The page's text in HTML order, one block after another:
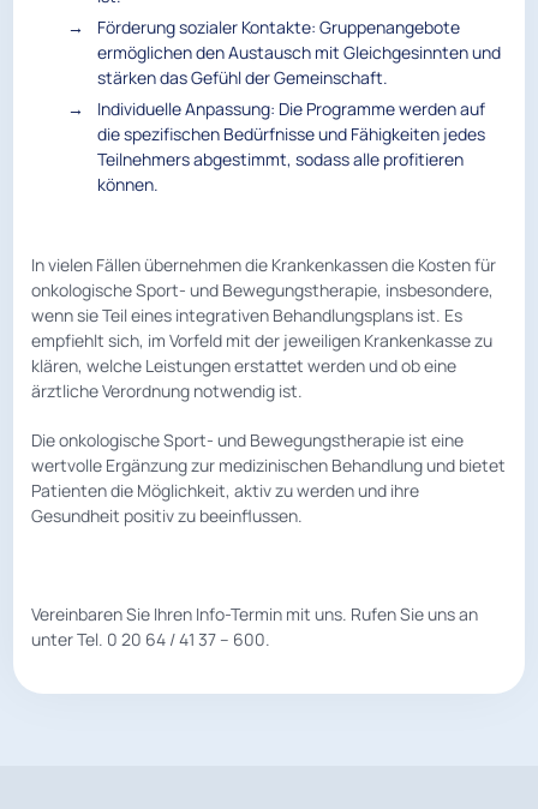
Förderung sozialer Kontakte: Gruppenangebote
ermöglichen den Austausch mit Gleichgesinnten und
stärken das Gefühl der Gemeinschaft.
Individuelle Anpassung: Die Programme werden auf
die spezifischen Bedürfnisse und Fähigkeiten jedes
Teilnehmers abgestimmt, sodass alle profitieren
können.
In vielen Fällen übernehmen die Krankenkassen die Kosten für
onkologische Sport- und Bewegungstherapie, insbesondere,
wenn sie Teil eines integrativen Behandlungsplans ist. Es
empfiehlt sich, im Vorfeld mit der jeweiligen Krankenkasse zu
klären, welche Leistungen erstattet werden und ob eine
ärztliche Verordnung notwendig ist.
Die onkologische Sport- und Bewegungstherapie ist eine
wertvolle Ergänzung zur medizinischen Behandlung und bietet
Patienten die Möglichkeit, aktiv zu werden und ihre
Gesundheit positiv zu beeinflussen.
Vereinbaren Sie Ihren Info-Termin mit uns. Rufen Sie uns an
unter Tel. 0 20 64 / 41 37 – 600.